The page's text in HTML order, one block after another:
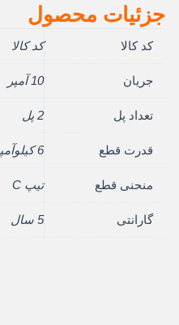
جزئیات محصول
کد کالا کد کالا
جریان 10 آمپر
تعداد پل 2 پل
قدرت قطع 6 کیلوآمپر
منحنی قطع تیپ C
گارانتی 5 سال